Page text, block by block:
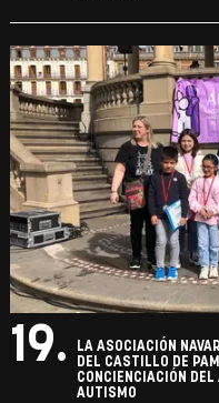
19.
LA ASOCIACIÓN
DEL CASTILLO DE
CONCIENCIACIÓN
AUTISMO